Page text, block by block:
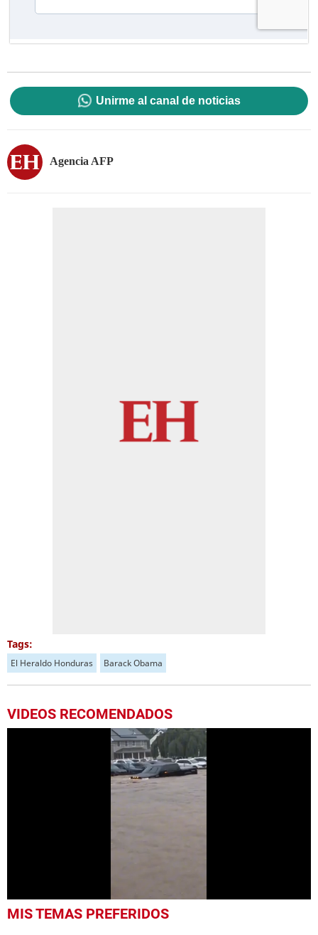
Unirme al canal de noticias
Agencia AFP
Tags:
El Heraldo Honduras Barack Obama
VIDEOS RECOMENDADOS
seconds
MIS TEMAS PREFERIDOS